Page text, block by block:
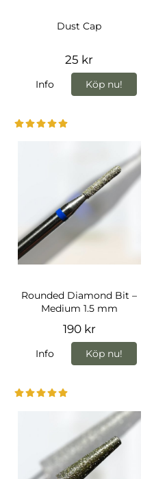
Dust Cap
25 kr
Info Köp nu!
Rounded Diamond Bit –
Medium 1.5 mm
190 kr
Info Köp nu!